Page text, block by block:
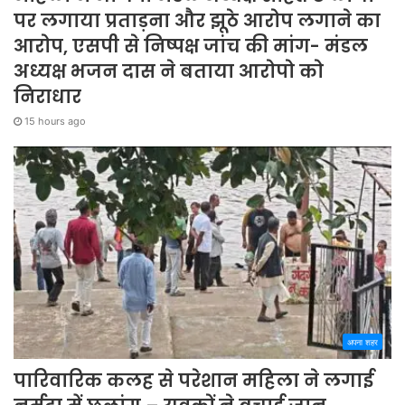
पर लगाया प्रताड़ना और झूठे आरोप लगाने का
आरोप, एसपी से निष्पक्ष जांच की मांग- मंडल
अध्यक्ष भजन दास ने बताया आरोपो को
निराधार
15 hours ago
अपना शहर
पारिवारिक कलह से परेशान महिला ने लगाई